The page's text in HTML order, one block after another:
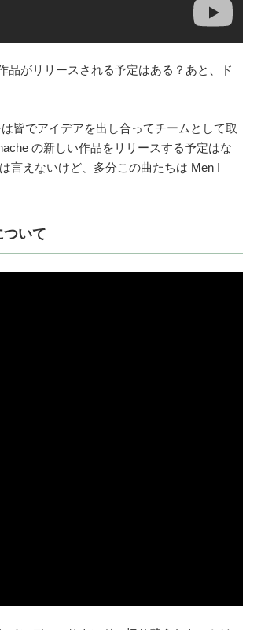
品がリリースされる予定はある？あと、ド
皆でアイデアを出し合ってチームとして取
の新しい作品をリリースする予定はな
言えないけど、多分この曲たちは Men I
いて